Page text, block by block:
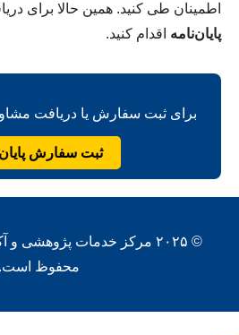
اطمینان طی کنید. همین حالا برای
پایان‌نامه اقدام کنید.
برای ثبت سفارش یا دریافت
ثبت سفارش
© ۲۰۲۵ مرکز خدمات پژوهشی
محفوظ است.